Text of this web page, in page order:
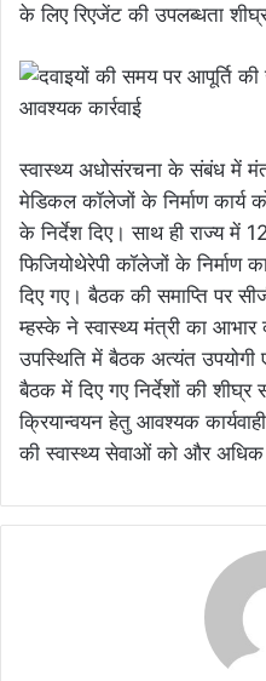
के लिए रिएजेंट की उपलब्धता
स्वास्थ्य अधोसंरचना के संबंध में
मेडिकल कॉलेजों के निर्माण कार्य
के निर्देश दिए। साथ ही राज्य में
फिजियोथेरेपी कॉलेजों के निर्माण
दिए गए। बैठक की समाप्ति पर
म्हस्के ने स्वास्थ्य मंत्री का
उपस्थिति में बैठक अत्यंत उपयोगी
बैठक में दिए गए निर्देशों की शीघ्र
क्रियान्वयन हेतु आवश्यक
की स्वास्थ्य सेवाओं को और